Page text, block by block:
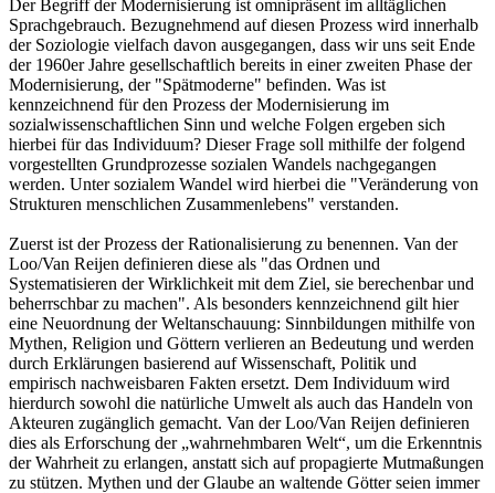
Der Begriff der Modernisierung ist omnipräsent im alltäglichen
Sprachgebrauch. Bezugnehmend auf diesen Prozess wird innerhalb
der Soziologie vielfach davon ausgegangen, dass wir uns seit Ende
der 1960er Jahre gesellschaftlich bereits in einer zweiten Phase der
Modernisierung, der "Spätmoderne" befinden. Was ist
kennzeichnend für den Prozess der Modernisierung im
sozialwissenschaftlichen Sinn und welche Folgen ergeben sich
hierbei für das Individuum? Dieser Frage soll mithilfe der folgend
vorgestellten Grundprozesse sozialen Wandels nachgegangen
werden. Unter sozialem Wandel wird hierbei die "Veränderung von
Strukturen menschlichen Zusammenlebens" verstanden.
Zuerst ist der Prozess der Rationalisierung zu benennen. Van der
Loo/Van Reijen definieren diese als "das Ordnen und
Systematisieren der Wirklichkeit mit dem Ziel, sie berechenbar und
beherrschbar zu machen". Als besonders kennzeichnend gilt hier
eine Neuordnung der Weltanschauung: Sinnbildungen mithilfe von
Mythen, Religion und Göttern verlieren an Bedeutung und werden
durch Erklärungen basierend auf Wissenschaft, Politik und
empirisch nachweisbaren Fakten ersetzt. Dem Individuum wird
hierdurch sowohl die natürliche Umwelt als auch das Handeln von
Akteuren zugänglich gemacht. Van der Loo/Van Reijen definieren
dies als Erforschung der „wahrnehmbaren Welt“, um die Erkenntnis
der Wahrheit zu erlangen, anstatt sich auf propagierte Mutmaßungen
zu stützen. Mythen und der Glaube an waltende Götter seien immer